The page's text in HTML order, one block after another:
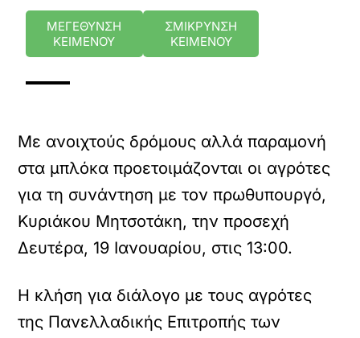
ΜΕΓΕΘΥΝΣΗ
ΚΕΙΜΕΝΟΥ
ΣΜΙΚΡΥΝΣΗ
ΚΕΙΜΕΝΟΥ
Με ανοιχτούς δρόμους αλλά παραμονή
στα μπλόκα προετοιμάζονται οι αγρότες
για τη συνάντηση με τον πρωθυπουργό,
Κυριάκου Μητσοτάκη, την προσεχή
Δευτέρα, 19 Ιανουαρίου, στις 13:00.
Η κλήση για διάλογο με τους αγρότες
της Πανελλαδικής Επιτροπής των